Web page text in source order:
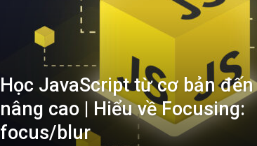
Học JavaScript từ cơ bản đến
nâng cao | Hiểu về Focusing:
focus/blur